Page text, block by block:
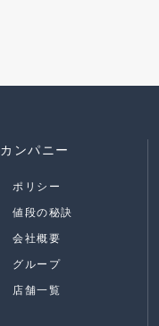
カンパニー
ポリシー
値段の秘訣
会社概要
グループ
店舗一覧